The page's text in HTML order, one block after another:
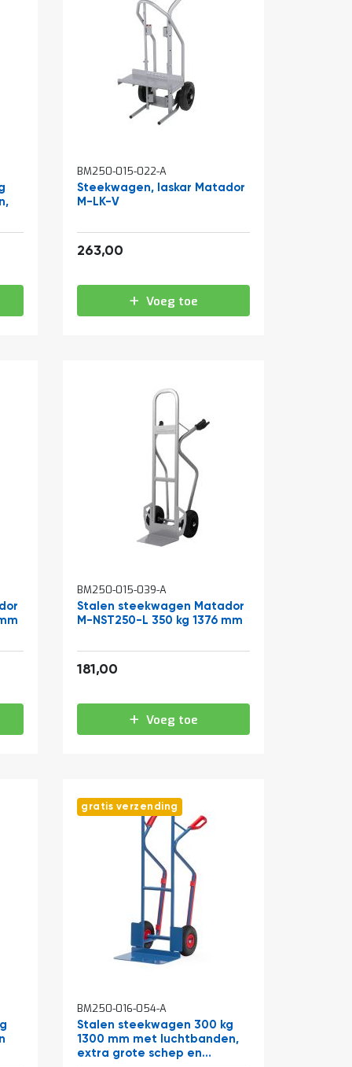
BM250-015-022-A
Steekwagen, laskar Matador
M-LK-V
263,00
Voeg toe
BM250-015-039-A
Stalen steekwagen Matador
M-NST250-L 350 kg 1376 mm
181,00
Voeg toe
gratis verzending
BM250-016-054-A
Stalen steekwagen 300 kg
1300 mm met luchtbanden,
extra grote schep en